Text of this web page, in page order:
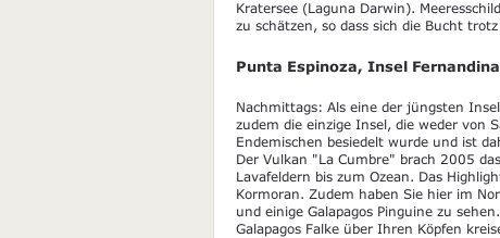
Kratersee (Laguna Darwin).
zu schätzen, so dass sich die Bucht
Punta Espinoza, Insel Fernandina
Nachmittags: Als eine der jüngsten
zudem die einzige Insel, die weder von
Endemischen besiedelt wurde und ist
Der Vulkan "La Cumbre" brach 2005
Lavafeldern bis zum Ozean. Das
Kormoran. Zudem haben Sie hier im
und einige Galapagos Pinguine zu
Galapagos Falke über Ihren Köpfen